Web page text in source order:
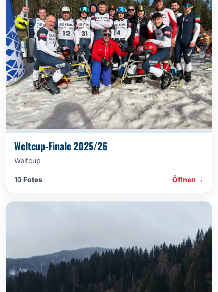
Weltcup-Finale 2025/26
Weltcup
10 Fotos Öffnen →